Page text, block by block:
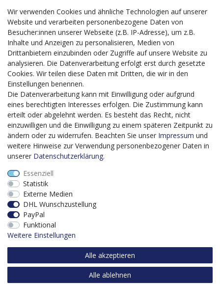
CMS-Softwaresystems zur digitalen Optimierung
von Geschäftsprozessen
Mit dem vorgenannten Projekt, welches im Zeitraum vom
20.12.2023 bis zum 29.02.2024 im Rahmen des
Förderprogrammes Digitalisierung Zuschuss EFRE 2021
bis 2027 umgesetzt wird, möchten wir in die Anschaffung
eines Content-Management-Systems (CMS-
Softwaresystem) investieren, um unseren Online-Shop
künftig selbst verwalten zu können. Diese Software dient
der effizienteren gemeinschaftlichen Erstellung,
Bearbeitung, Organisation und Darstellung digitaler
Inhalte (Content) in unserem Unternehmen. Dies ist
insbesondere für den Vertrieb von Bedeutung. Bisher
Software digitalisiert werden was zu einer enormen
Zeitersparnis führt.
Dieses Vorhaben wird kofinanziert von der Europäischen
Union mithilfe von EFRE-Mitteln sowie durch Steuermittel
auf der Grundlage des vom Sächsischen Landtag
beschlossenen Haushaltes.
Wir verwenden Cookies und ähnliche Technologien auf unserer
Website und verarbeiten personenbezogene Daten von
Besucher:innen unserer Webseite (z.B. IP-Adresse), um z.B.
Inhalte und Anzeigen zu personalisieren, Medien von
Drittanbietern einzubinden oder Zugriffe auf unsere Website zu
analysieren. Die Datenverarbeitung erfolgt erst durch gesetzte
Cookies. Wir teilen diese Daten mit Dritten, die wir in den
Einstellungen benennen.
Die Datenverarbeitung kann mit Einwilligung oder aufgrund
eines berechtigten Interesses erfolgen. Die Zustimmung kann
erteilt oder abgelehnt werden. Es besteht das Recht, nicht
einzuwilligen und die Einwilligung zu einem späteren Zeitpunkt zu
ändern oder zu widerrufen. Beachten Sie unser Impressum und
weitere Hinweise zur Verwendung personenbezogener Daten in
unserer Daten­schutz­erklärung.
Essenziell
Statistik
Externe Medien
DHL Wunschzustellung
PayPal
Funktional
Weitere Einstellungen
Alle akzeptieren
Alle ablehnen